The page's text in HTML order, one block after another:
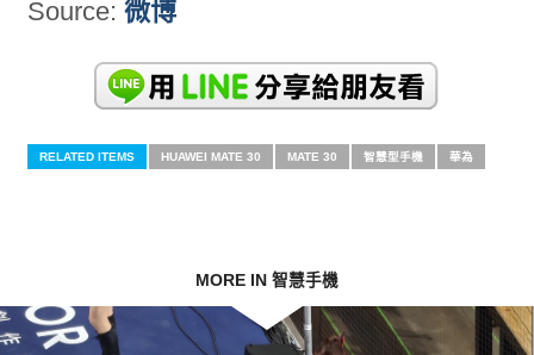
Source: 微博
RELATED ITEMS HUAWEI MATE 30 MATE 30 智慧型手機 華為
MORE IN 智慧手機